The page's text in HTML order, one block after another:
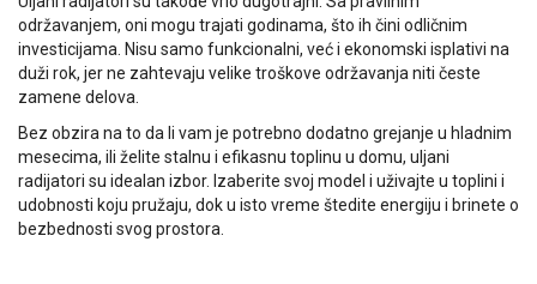
održavanjem, oni mogu trajati godinama, što ih čini odličnim
investicijama. Nisu samo funkcionalni, već i ekonomski isplativi na
duži rok, jer ne zahtevaju velike troškove održavanja niti česte
zamene delova.
Bez obzira na to da li vam je potrebno dodatno grejanje u hladnim
mesecima, ili želite stalnu i efikasnu toplinu u domu, uljani
radijatori su idealan izbor. Izaberite svoj model i uživajte u toplini i
udobnosti koju pružaju, dok u isto vreme štedite energiju i brinete o
bezbednosti svog prostora.